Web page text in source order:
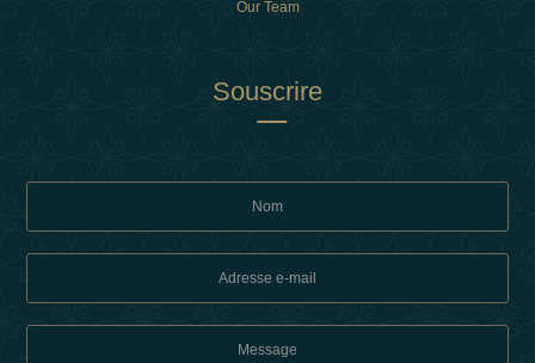
Our Team
Souscrire